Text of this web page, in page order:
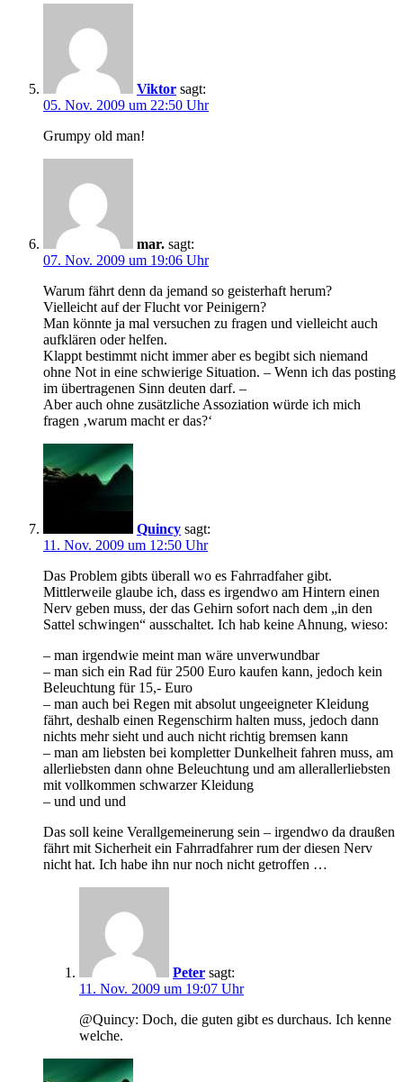
Viktor sagt:
05. Nov. 2009 um 22:50 Uhr
Grumpy old man!
mar. sagt:
07. Nov. 2009 um 19:06 Uhr
Warum fährt denn da jemand so geisterhaft herum?
Vielleicht auf der Flucht vor Peinigern?
Man könnte ja mal versuchen zu fragen und vielleicht auch
aufklären oder helfen.
Klappt bestimmt nicht immer aber es begibt sich niemand
ohne Not in eine schwierige Situation. – Wenn ich das posting
im übertragenen Sinn deuten darf. –
Aber auch ohne zusätzliche Assoziation würde ich mich
fragen ‚warum macht er das?‘
Quincy sagt:
11. Nov. 2009 um 12:50 Uhr
Das Problem gibts überall wo es Fahrradfaher gibt.
Mittlerweile glaube ich, dass es irgendwo am Hintern einen
Nerv geben muss, der das Gehirn sofort nach dem „in den
Sattel schwingen“ ausschaltet. Ich hab keine Ahnung, wieso:
– man irgendwie meint man wäre unverwundbar
– man sich ein Rad für 2500 Euro kaufen kann, jedoch kein
Beleuchtung für 15,- Euro
– man auch bei Regen mit absolut ungeeigneter Kleidung
fährt, deshalb einen Regenschirm halten muss, jedoch dann
nichts mehr sieht und auch nicht richtig bremsen kann
– man am liebsten bei kompletter Dunkelheit fahren muss, am
allerliebsten dann ohne Beleuchtung und am allerallerliebsten
mit vollkommen schwarzer Kleidung
– und und und
Das soll keine Verallgemeinerung sein – irgendwo da draußen
fährt mit Sicherheit ein Fahrradfahrer rum der diesen Nerv
nicht hat. Ich habe ihn nur noch nicht getroffen …
Peter sagt:
11. Nov. 2009 um 19:07 Uhr
@Quincy: Doch, die guten gibt es durchaus. Ich kenne
welche.